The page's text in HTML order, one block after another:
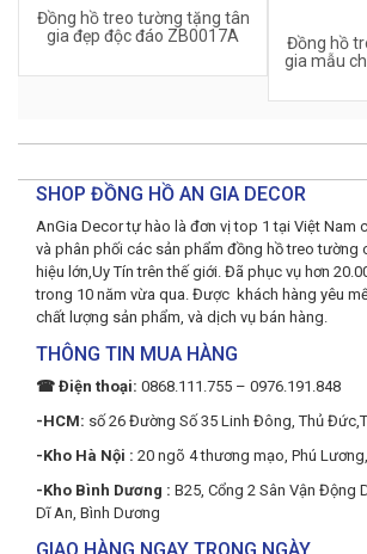
Đồng hồ treo tường tặng tân
gia đẹp độc đáo ZB0017A
Đồng hồ
gia mẫu
SHOP ĐỒNG HỒ AN GIA DECOR
AnGia Decor tự hào là đơn vị top 1 tại Việt Nam
và phân phối các sản phẩm đồng hồ treo tường
hiệu lớn,Uy Tín trên thế giới. Đã phục vụ hơn
trong 10 năm vừa qua. Được khách hàng yêu
chất lượng sản phẩm, và dịch vụ bán hàng.
THÔNG TIN MUA HÀNG
☎ Điện thoại: 0868.111.755 – 0976.191.848
-HCM: số 26 Đường Số 35 Linh Đông, Thủ
-Kho Hà Nội : 20 ngõ 4 thương mạo, Phú
-Kho Bình Dương : B25, Cổng 2 Sân Vận Động
Dĩ An, Bình Dương